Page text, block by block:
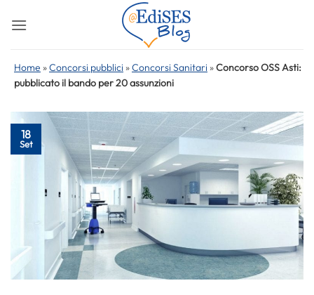
Home »Concorsi pubblici »Concorsi Sanitari »Concorso OSS Asti:
pubblicato il bando per 20 assunzioni
18
Set